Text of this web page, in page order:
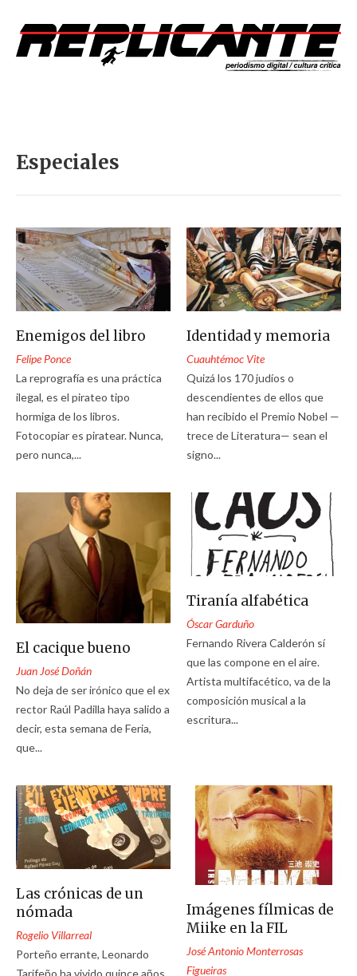
Especiales
Enemigos del libro
Felipe Ponce
La reprografía es una práctica
ilegal, es el pirateo tipo
hormiga de los libros.
Fotocopiar es piratear. Nunca,
pero nunca,...
Identidad y memoria
Cuauhtémoc Vite
Quizá los 170 judíos o
descendientes de ellos que
han recibido el Premio Nobel —
trece de Literatura— sean el
signo...
El cacique bueno
Juan José Doñán
No deja de ser irónico que el ex
rector Raúl Padilla haya salido a
decir, esta semana de Feria,
que...
Tiranía alfabética
Óscar Garduño
Fernando Rivera Calderón sí
que las compone en el aire.
Artista multifacético, va de la
composición musical a la
escritura...
Las crónicas de un
nómada
Rogelio Villarreal
Porteño errante, Leonardo
Imágenes fílmicas de
Miike en la FIL
José Antonio Monterrosas
Figueiras